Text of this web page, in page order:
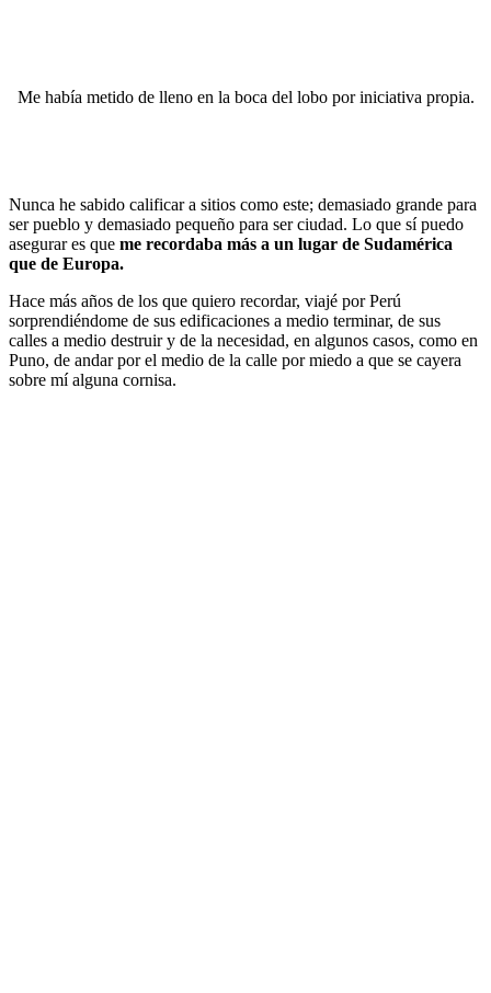
Me había metido de lleno en la boca del lobo por iniciativa propia.
Nunca he sabido calificar a sitios como este; demasiado grande para
ser pueblo y demasiado pequeño para ser ciudad. Lo que sí puedo
asegurar es que me recordaba más a un lugar de Sudamérica
que de Europa.
Hace más años de los que quiero recordar, viajé por Perú
sorprendiéndome de sus edificaciones a medio terminar, de sus
calles a medio destruir y de la necesidad, en algunos casos, como en
Puno, de andar por el medio de la calle por miedo a que se cayera
sobre mí alguna cornisa.